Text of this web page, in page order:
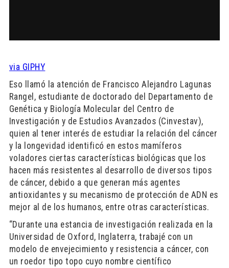
via GIPHY
Eso llamó la atención de Francisco Alejandro Lagunas
Rangel, estudiante de doctorado del Departamento de
Genética y Biología Molecular del Centro de
Investigación y de Estudios Avanzados (Cinvestav),
quien al tener interés de estudiar la relación del cáncer
y la longevidad identificó en estos mamíferos
voladores ciertas características biológicas que los
hacen más resistentes al desarrollo de diversos tipos
de cáncer, debido a que generan más agentes
antioxidantes y su mecanismo de protección de ADN es
mejor al de los humanos, entre otras características.
“Durante una estancia de investigación realizada en la
Universidad de Oxford, Inglaterra, trabajé con un
modelo de envejecimiento y resistencia a cáncer, con
un roedor tipo topo cuyo nombre científico